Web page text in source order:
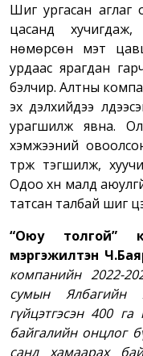
Шигүү ургасан
цасанд
нөмөрсөн мэт
урдаас ярагдан
бэлчир. Алтны
эх дэлхийдээ
урагшилж явна.
хэмжээний
түрж тэгшилж,
Одоо хүн малд
татсан талбай шиг
“Оюу толгой”
мэргэжилтэн
компанийн 2022-
сумын Ялбагийн
гүйцэтгэсэн 400
байгалийн онцлог
санд хамаарах